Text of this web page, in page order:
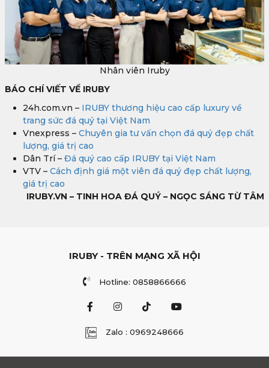
Nhân viên Iruby
BÁO CHÍ VIẾT VỀ IRUBY
24h.com.vn – IRUBY thương hiệu cao cấp luxury về
trang sức đá quý tại Việt Nam
Vnexpress – Chuyên gia tư vấn chọn đá quý đẹp chất
lượng, giá trị cao
Dân Trí – Đá quý cao cấp IRUBY tại Việt Nam
VTV – Cách định giá một viên đá quý đẹp chất lượng,
giá trị cao
IRUBY.VN – TINH HOA ĐÁ QUÝ – NGỌC SÁNG TỪ TÂM
IRUBY - TRÊN MẠNG XÃ HỘI
Hotline: 0858866666
Zalo : 0969248666